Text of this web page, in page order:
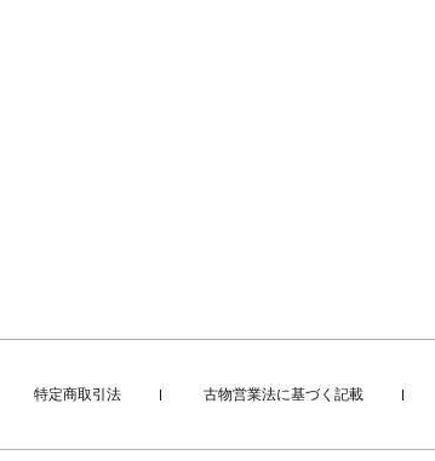
特定商取引法 古物営業法に基づく記載